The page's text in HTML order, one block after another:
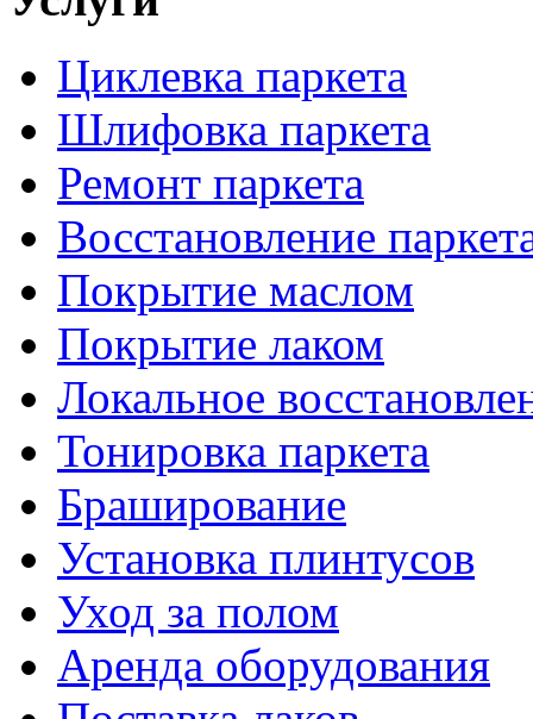
Циклевка паркета
Шлифовка паркета
Ремонт паркета
Восстановление
Покрытие маслом
Покрытие лаком
Локальное
Тонировка паркета
Браширование
Установка плинтусов
Уход за полом
Аренда оборудования